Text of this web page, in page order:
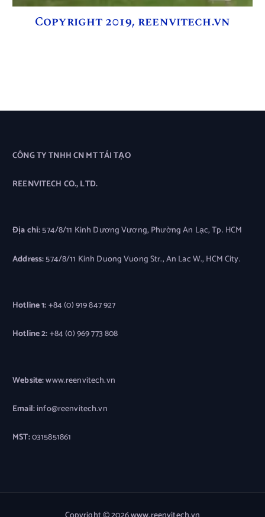
Copyright 2019, reenvitech.vn
CÔNG TY TNHH CN MT TÁI TẠO
REENVITECH CO., LTD.
Địa chỉ:574/8/11 Kinh Dương Vương, Phường An Lạc, Tp. HCM
Address:574/8/11 Kinh Duong Vuong Str., An Lac W., HCM City.
Hotline 1:+84 (0) 919 847 927
Hotline 2:+84 (0) 969 773 808
Website:www.reenvitech.vn
Email:info@reenvitech.vn
MST:0315851861